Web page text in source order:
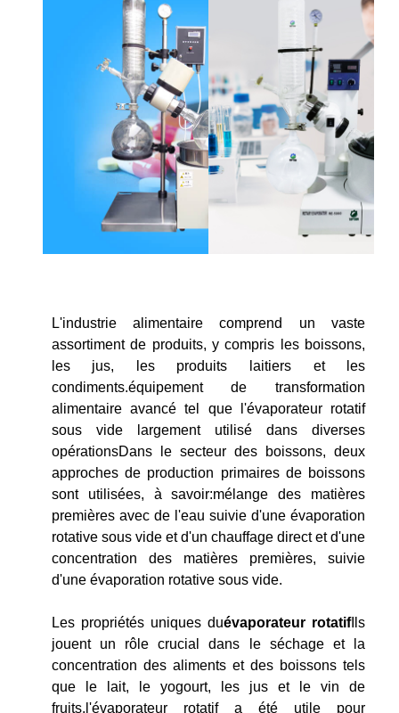
L'industrie alimentaire comprend un vaste
assortiment de produits, y compris les boissons,
les jus, les produits laitiers et les
condiments.équipement de transformation
alimentaire avancé tel que l'évaporateur rotatif
sous vide largement utilisé dans diverses
opérationsDans le secteur des boissons, deux
approches de production primaires de boissons
sont utilisées, à savoir:mélange des matières
premières avec de l'eau suivie d'une évaporation
rotative sous vide et d'un chauffage direct et d'une
concentration des matières premières, suivie
d'une évaporation rotative sous vide.
Les propriétés uniques duévaporateur rotatifIls
jouent un rôle crucial dans le séchage et la
concentration des aliments et des boissons tels
que le lait, le yogourt, les jus et le vin de
fruits.l'évaporateur rotatif a été utile pour